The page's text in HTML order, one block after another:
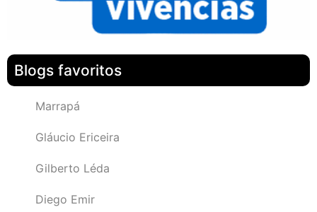
Blogs favoritos
Marrapá
Gláucio Ericeira
Gilberto Léda
Diego Emir